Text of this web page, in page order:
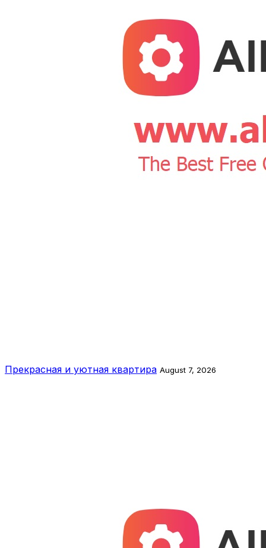
Прекрасная и уютная квартира August 7, 2026